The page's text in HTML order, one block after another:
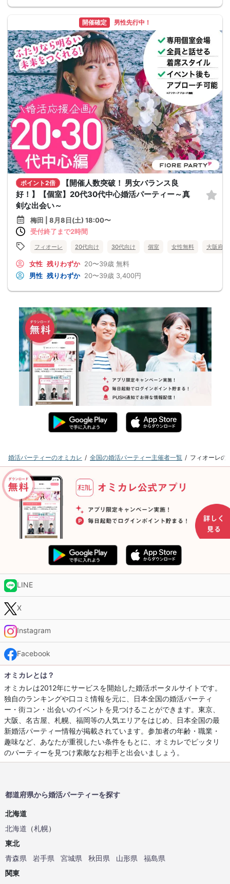
開催確定 男性先行中！
ポイント2倍
【開催人数突破！ 男女バランス良
好！】【個室】20代30代中心婚活パーティー～真
剣な出会い～
梅田 | 8月8日(土) 18:00〜
受付終了まで2時間
フィオーレ 20代向け 30代向け 個室 女性無料 大阪府
女性 残りわずか 20〜39歳 無料
男性 残りわずか 20〜39歳 3,400円
婚活パーティーのオミカレ 全国の婚活パーティー主催者一覧 フィオーレの
LINE
X
Instagram
Facebook
オミカレとは？
オミカレは2012年にサービスを開始した婚活ポータルサイトです。
独自のランキングや口コミ情報を元に、日本全国の婚活パーティ
ー・街コン・出会いのイベントを見つけることができます。東京、
大阪、名古屋、札幌、福岡等の人気エリアをはじめ、日本全国の最
新婚活パーティー情報が掲載されています。参加者の年齢・職業・
趣味など、あなたが重視したい条件をもとに、オミカレでピッタリ
のパーティーを見つけ素敵なお相手と出会いましょう。
都道府県から婚活パーティーを探す
北海道
北海道 （札幌）
東北
青森県
岩手県 宮城県 秋田県 山形県
福島県
関東